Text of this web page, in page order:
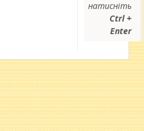
натисніть
Ctrl +
Enter